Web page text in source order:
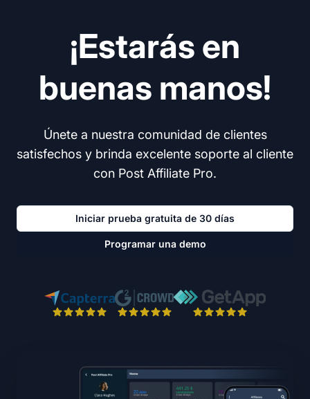
¡Estarás en
buenas manos!
Únete a nuestra comunidad de clientes
satisfechos y brinda excelente soporte al cliente
con Post Affiliate Pro.
Iniciar prueba gratuita de 30 días
Programar una demo